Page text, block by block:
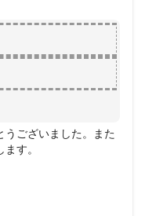
うございました。また
す。